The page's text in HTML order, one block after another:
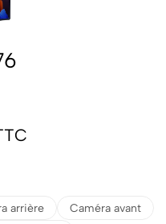
arrière
Caméra avant